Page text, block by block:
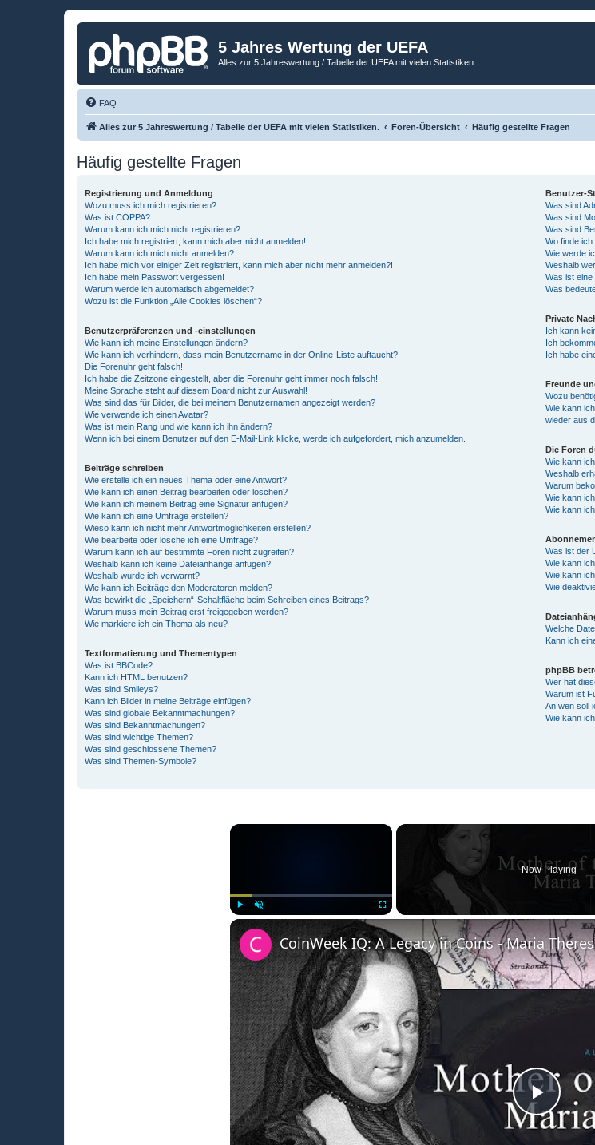
5 Jahres Wertung der UEFA
Alles zur 5 Jahreswertung / Tabelle der UEFA mit vielen Statistiken.
FAQ
Alles zur 5 Jahreswertung / Tabelle der UEFA mit vielen Statistiken. Foren-Übersicht Häufig gestellte Fragen
Häufig gestellte Fragen
Registrierung und Anmeldung
Wozu muss ich mich registrieren?
Was ist COPPA?
Warum kann ich mich nicht registrieren?
Ich habe mich registriert, kann mich aber nicht anmelden!
Warum kann ich mich nicht anmelden?
Ich habe mich vor einiger Zeit registriert, kann mich aber nicht mehr anmelden?!
Ich habe mein Passwort vergessen!
Warum werde ich automatisch abgemeldet?
Wozu ist die Funktion „Alle Cookies löschen“?
Benutzerpräferenzen und -einstellungen
Wie kann ich meine Einstellungen ändern?
Wie kann ich verhindern, dass mein Benutzername in der Online-Liste auftaucht?
Die Forenuhr geht falsch!
Ich habe die Zeitzone eingestellt, aber die Forenuhr geht immer noch falsch!
Meine Sprache steht auf diesem Board nicht zur Auswahl!
Was sind das für Bilder, die bei meinem Benutzernamen angezeigt werden?
Wie verwende ich einen Avatar?
Was ist mein Rang und wie kann ich ihn ändern?
Wenn ich bei einem Benutzer auf den E-Mail-Link klicke, werde ich aufgefordert, mich anzumelden.
Beiträge schreiben
Wie erstelle ich ein neues Thema oder eine Antwort?
Wie kann ich einen Beitrag bearbeiten oder löschen?
Wie kann ich meinem Beitrag eine Signatur anfügen?
Wie kann ich eine Umfrage erstellen?
Wieso kann ich nicht mehr Antwortmöglichkeiten erstellen?
Wie bearbeite oder lösche ich eine Umfrage?
Warum kann ich auf bestimmte Foren nicht zugreifen?
Weshalb kann ich keine Dateianhänge anfügen?
Weshalb wurde ich verwarnt?
Wie kann ich Beiträge den Moderatoren melden?
Was bewirkt die „Speichern“-Schaltfläche beim Schreiben eines Beitrags?
Warum muss mein Beitrag erst freigegeben werden?
Wie markiere ich ein Thema als neu?
Textformatierung und Thementypen
Was ist BBCode?
Kann ich HTML benutzen?
Was sind Smileys?
Kann ich Bilder in meine Beiträge einfügen?
Was sind globale Bekanntmachungen?
Was sind Bekanntmachungen?
Was sind wichtige Themen?
Was sind geschlossene Themen?
Was sind Themen-Symbole?
Benutzer-
Was sind
Was sind
Was sind
Wo finde
Wie werde
Weshalb
Was ist
Was
Private
Ich kann
Ich
Ich habe
Freunde
Wozu
Wie kann
wieder aus
Die Foren
Wie kann
Weshalb
Warum
Wie kann
Wie kann
Was ist der
Wie kann
Wie kann
Wie
Welche
Kann ich
phpBB
Wer hat
Warum ist
An wen soll
Wie kann
×
Fullscreen
Now Playing
P
CoinWeek IQ: A Legacy in Coins - Maria